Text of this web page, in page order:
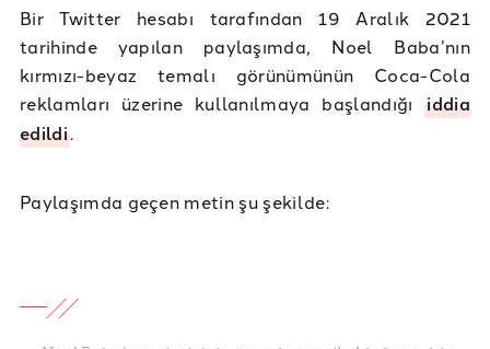
Bir Twitter hesabı tarafından 19 Aralık 2021
tarihinde yapılan paylaşımda, Noel Baba’nın
kırmızı-beyaz temalı görünümünün Coca-Cola
reklamları üzerine kullanılmaya başlandığıiddia
edildi.
Paylaşımda geçen metin şu şekilde: